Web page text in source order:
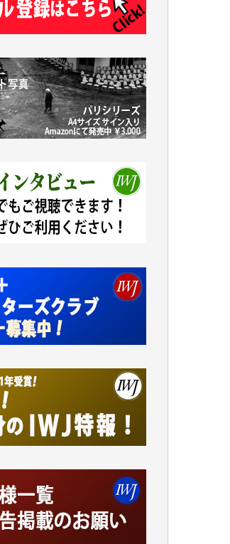
IWJ会費払えず今は非会員
つ講演会にIWJのカメラマ
おります。コンテンツが失
にもったいない。少しでも
（H.O.様）
ンパしました。（T.M.
カンパしました。IWJの危
到底及ばない額ですが病気
私にとっては精一杯のカン
発してきた膨大な取材記事
て各界の方々とのインタビ
なく、極めて重要な知的財
す。